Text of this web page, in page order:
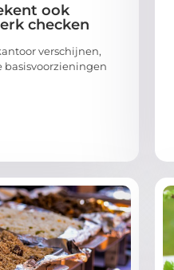
ook
checken
verschijnen,